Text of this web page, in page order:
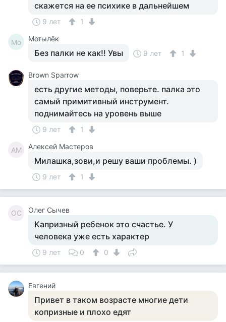
скажется на ее психике в дальнейшем
9 лет 1
Мо Мотылёк
Без палки не как!! Увы 9 лет 1
Brown Sparrow
есть другие методы, поверьте. палка это
самый примитивный инструмент.
поднимайтесь на уровень выше
9 лет 1
АМ Алексей Мастеров
Милашка,зови,и решу ваши проблемы. )
9 лет 1
ОС Олег Сычев
Капризный ребенок это счастье. У
человека уже есть характер
9 лет 0 0
Евгений
Привет в таком возрасте многие дети
копризные и плохо едят